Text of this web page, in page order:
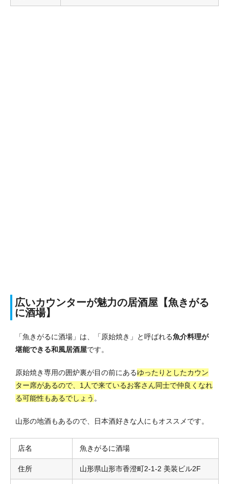
広いカウンターが魅力の居酒屋【魚きがる
に酒場】
「魚きがるに酒場」は、「原始焼き」と呼ばれる魚介料理が
堪能できる和風居酒屋です。
原始焼き専用の囲炉裏が目の前にあるゆったりとしたカウン
ター席があるので、1人で来ているお客さん同士で仲良くなれ
る可能性もあるでしょう 。
山形の地酒もあるので、日本酒好きな人にもオススメです。
店名 魚きがるに酒場
住所 山形県山形市香澄町2-1-2 美装ビル2F